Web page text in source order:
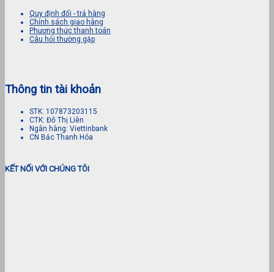
Quy định đổi - trả hàng
Chính sách giao hàng
Phương thức thanh toán
Câu hỏi thường gặp
Thông tin tài khoản
STK: 107873203115
CTK: Đỗ Thị Liên
Ngân hàng: Viettinbank
CN Bắc Thanh Hóa
KẾT NỐI VỚI CHÚNG TÔI